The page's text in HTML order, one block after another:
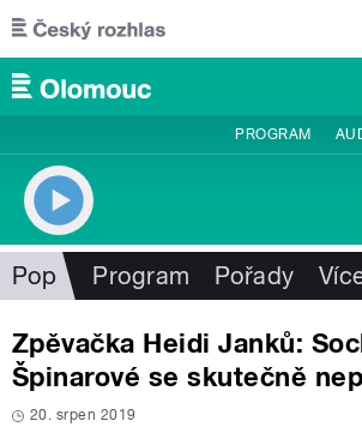
Přejít k hlavnímu obsahu
PROGRAM
Pop Program Pořady
Zpěvačka Heidi Janků:
Špinarové se skutečně
20. srpen 2019